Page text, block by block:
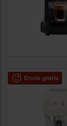
Envío gratis